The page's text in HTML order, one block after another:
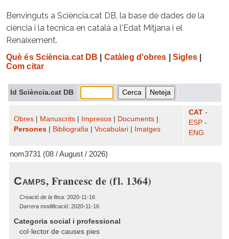
Benvinguts a Sciència.cat DB, la base de dades de la
ciència i la tècnica en català a l'Edat Mitjana i el
Renaixement.
Què és Sciència.cat DB Catàleg d'obres Sigles|
Com citar
Id Sciència.cat DB
Obres Manuscrits Impresos Documents
Persones
Bibliografia Vocabulari Imatges
CAT -
ESP -
ENG
nom3731 (08 / August / 2026)
Camps, Francesc de (fl. 1364)
Creació de la fitxa: 2020-11-16
Darrera modificació: 2020-11-16
Categoria social i professional
col·lector de causes pies